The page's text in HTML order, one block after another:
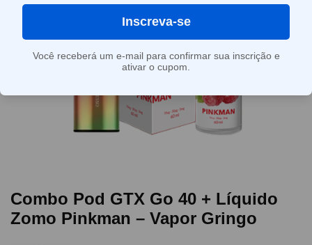
Combo Pod GTX Go 40 + Líquido
Zomo Pinkman – Vapor Gringo
Inscreva-se
Você receberá um e-mail para confirmar sua inscrição e
ativar o cupom.